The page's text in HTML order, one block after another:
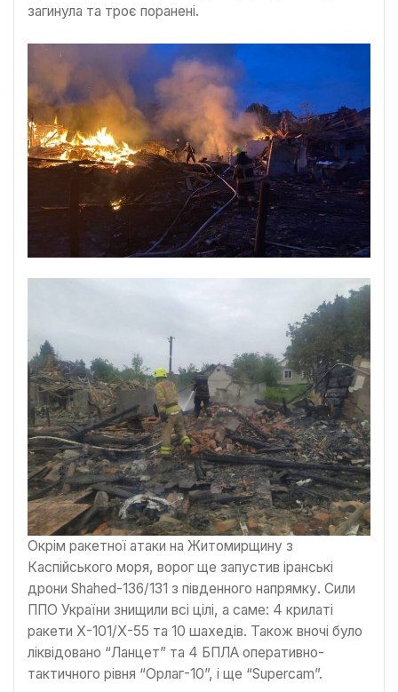
загинула та троє поранені.
Окрім ракетної атаки на Житомирщину з
Каспійського моря, ворог ще запустив іранські
дрони Shahed-136/131 з південного напрямку. Сили
ППО України знищили всі цілі, а саме: 4 крилаті
ракети Х-101/Х-55 та 10 шахедів. Також вночі було
ліквідовано “Ланцет” та 4 БПЛА оперативно-
тактичного рівня “Орлаг-10”, і ще “Supercam”.